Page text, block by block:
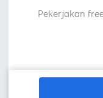
Pekerjakan